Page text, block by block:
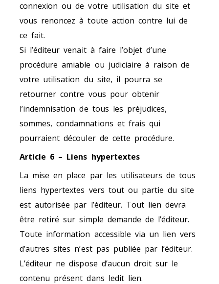
connexion ou de votre utilisation du site et
vous renoncez à toute action contre lui de
ce fait.
Si l’éditeur venait à faire l’objet d’une
procédure amiable ou judiciaire à raison de
votre utilisation du site, il pourra se
retourner contre vous pour obtenir
l’indemnisation de tous les préjudices,
sommes, condamnations et frais qui
pourraient découler de cette procédure.
Article 6 – Liens hypertextes
La mise en place par les utilisateurs de tous
liens hypertextes vers tout ou partie du site
est autorisée par l’éditeur. Tout lien devra
être retiré sur simple demande de l’éditeur.
Toute information accessible via un lien vers
d’autres sites n’est pas publiée par l’éditeur.
L’éditeur ne dispose d’aucun droit sur le
contenu présent dans ledit lien.